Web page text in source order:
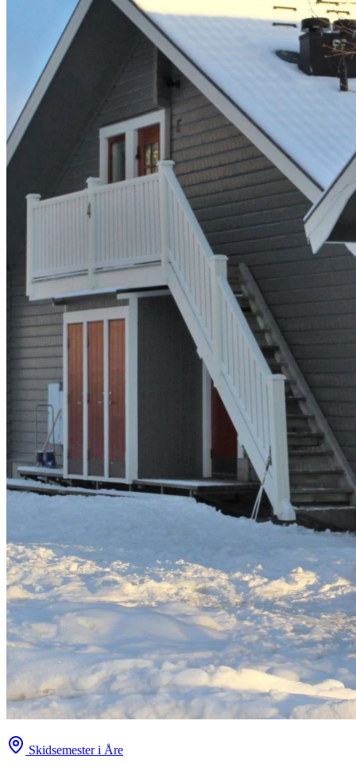
Skidsemester i Åre